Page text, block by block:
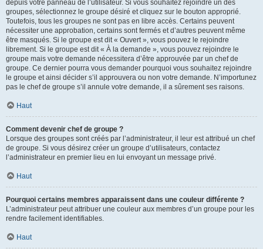
depuis votre panneau de l’utilisateur. Si vous souhaitez rejoindre un des
groupes, sélectionnez le groupe désiré et cliquez sur le bouton approprié.
Toutefois, tous les groupes ne sont pas en libre accès. Certains peuvent
nécessiter une approbation, certains sont fermés et d’autres peuvent même
être masqués. Si le groupe est dit « Ouvert », vous pouvez le rejoindre
librement. Si le groupe est dit « À la demande », vous pouvez rejoindre le
groupe mais votre demande nécessitera d’être approuvée par un chef de
groupe. Ce dernier pourra vous demander pourquoi vous souhaitez rejoindre
le groupe et ainsi décider s’il approuvera ou non votre demande. N’importunez
pas le chef de groupe s’il annule votre demande, il a sûrement ses raisons.
Haut
Comment devenir chef de groupe ?
Lorsque des groupes sont créés par l’administrateur, il leur est attribué un chef
de groupe. Si vous désirez créer un groupe d’utilisateurs, contactez
l’administrateur en premier lieu en lui envoyant un message privé.
Haut
Pourquoi certains membres apparaissent dans une couleur différente ?
L’administrateur peut attribuer une couleur aux membres d’un groupe pour les
rendre facilement identifiables.
Haut